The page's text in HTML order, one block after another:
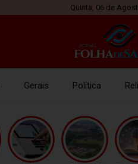
Quinta, 06 de
Gerais Política